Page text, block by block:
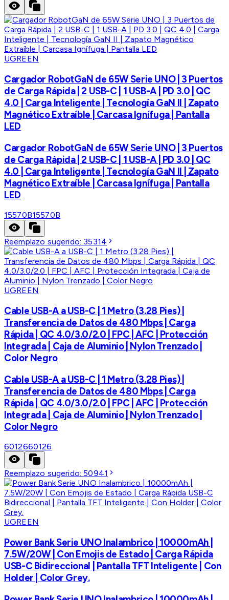
UGREEN
Cargador RobotGaN de 65W Serie UNO | 3 Puertos
de Carga Rápida | 2 USB-C | 1 USB-A | PD 3.0 | QC
4.0 | Carga Inteligente | Tecnología GaN II | Zapato
Magnético Extraíble | Carcasa Ignífuga | Pantalla
LED
Cargador RobotGaN de 65W Serie UNO | 3 Puertos
de Carga Rápida | 2 USB-C | 1 USB-A | PD 3.0 | QC
4.0 | Carga Inteligente | Tecnología GaN II | Zapato
Magnético Extraíble | Carcasa Ignífuga | Pantalla
LED
15570B15570B
Reemplazo sugerido: 35314
UGREEN
Cable USB-A a USB-C | 1 Metro (3.28 Pies) |
Transferencia de Datos de 480 Mbps | Carga
Rápida | QC 4.0/3.0/2.0 | FPC | AFC | Protección
Integrada | Caja de Aluminio | Nylon Trenzado |
Color Negro
Cable USB-A a USB-C | 1 Metro (3.28 Pies) |
Transferencia de Datos de 480 Mbps | Carga
Rápida | QC 4.0/3.0/2.0 | FPC | AFC | Protección
Integrada | Caja de Aluminio | Nylon Trenzado |
Color Negro
6012660126
Reemplazo sugerido:50941
UGREEN
Power Bank Serie UNO Inalambrico | 10000mAh |
7.5W/20W | Con Emojis de Estado | Carga Rápida
USB-C Bidireccional | Pantalla TFT Inteligente | Con
Holder | Color Grey.